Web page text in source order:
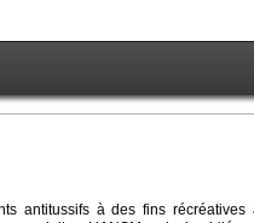
antitussifs à des fins